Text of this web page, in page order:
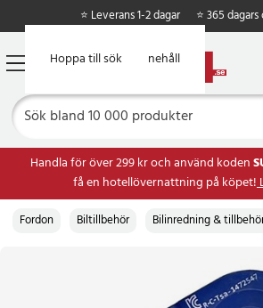
Hoppa till huvudinnehåll
Hoppa till sök
⭐ Leverans 1-2 dagar ⭐ 365
Handla för över 299 kr och använd koden
få en hotellövernattning på köpet!
Fordon Biltillbehör Bilinredning &